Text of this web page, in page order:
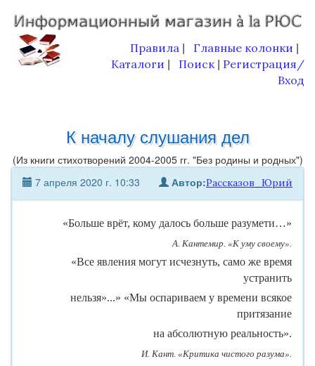
Правила Главные колонки
Каталоги Поиск
Регистрация/
Вход
К началу слушания дел
(Из книги стихотворений 2004-2005 гг. "Без родины и родных")
7 апреля 2020 г. 10:33
Автор:Рассказов_Юрий
«Больше врёт, кому далось больше разумети…»
А. Кантемир. «К уму своему».
«Все явления могут исчезнуть, само же время
устранить
нельзя»...» «Мы оспариваем у времени всякое
притязание
на абсолютную реальность».
И. Кант. «Критика чистого разума».